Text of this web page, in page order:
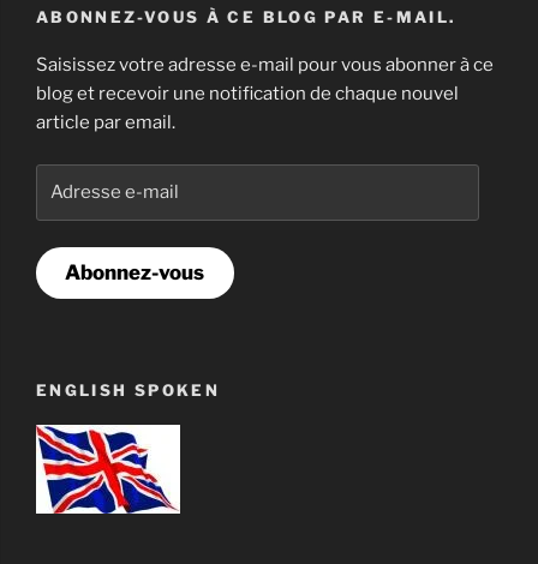
ABONNEZ-VOUS À CE BLOG PAR E-MAIL.
Saisissez votre adresse e-mail pour vous abonner à ce
blog et recevoir une notification de chaque nouvel
article par email.
Abonnez-vous
ENGLISH SPOKEN